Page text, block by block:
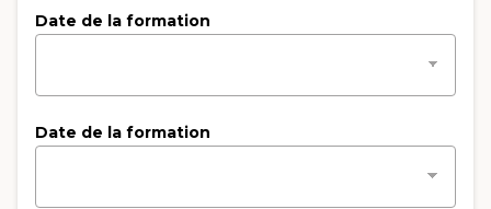
Date de la formation
Date de la formation